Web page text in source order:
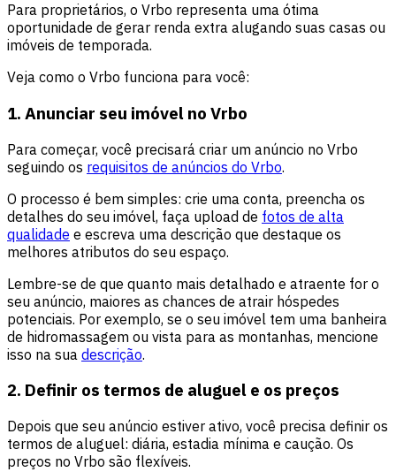
Para proprietários, o Vrbo representa uma ótima
oportunidade de gerar renda extra alugando suas casas ou
imóveis de temporada.
Veja como o Vrbo funciona para você:
1. Anunciar seu imóvel no Vrbo
Para começar, você precisará criar um anúncio no Vrbo
seguindo os requisitos de anúncios do Vrbo.
O processo é bem simples: crie uma conta, preencha os
detalhes do seu imóvel, faça upload de fotos de alta
qualidade e escreva uma descrição que destaque os
melhores atributos do seu espaço.
Lembre-se de que quanto mais detalhado e atraente for o
seu anúncio, maiores as chances de atrair hóspedes
potenciais. Por exemplo, se o seu imóvel tem uma banheira
de hidromassagem ou vista para as montanhas, mencione
isso na sua descrição.
2. Definir os termos de aluguel e os preços
Depois que seu anúncio estiver ativo, você precisa definir os
termos de aluguel: diária, estadia mínima e caução. Os
preços no Vrbo são flexíveis.